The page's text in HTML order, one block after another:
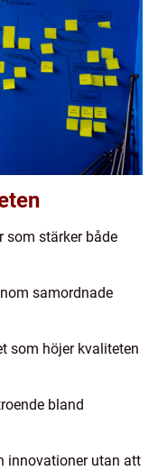
som stärker både
samordnade
som höjer kvaliteten
bland
innovationer utan att